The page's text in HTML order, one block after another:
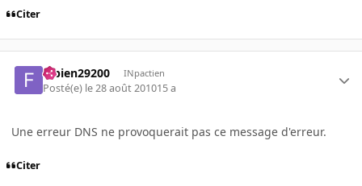
Citer
fabien29200 INpactien
Posté(e) le 28 août 201015 a
Une erreur DNS ne provoquerait pas ce message d'erreur.
Citer